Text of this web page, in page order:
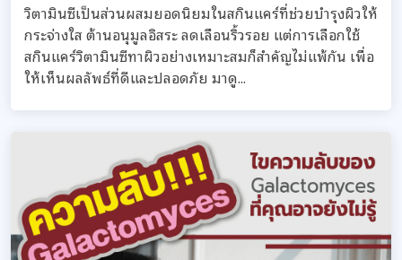
วิตามินซีเป็นส่วนผสมยอดนิยมในสกินแคร์ที่ช่วยบำรุงผิวให้
กระจ่างใส ต้านอนุมูลอิสระ ลดเลือนริ้วรอย แต่การเลือกใช้
สกินแคร์วิตามินซีทาผิวอย่างเหมาะสมก็สำคัญไม่แพ้กัน เพื่อ
ให้เห็นผลลัพธ์ที่ดีและปลอดภัย มาดู...